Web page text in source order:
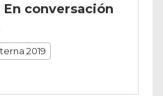
En conversación
2019